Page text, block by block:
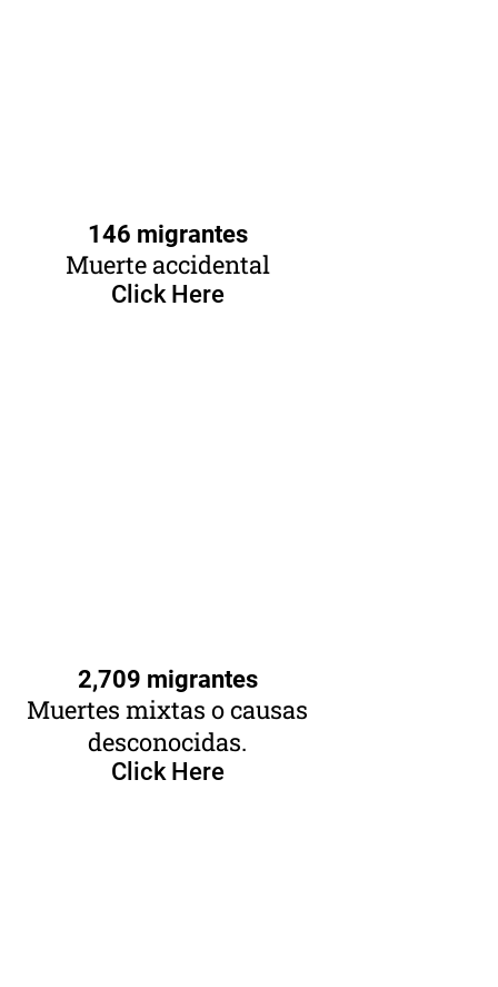
146 migrantes
Muerte accidental
Click Here
2,709 migrantes
Muertes mixtas o causas
desconocidas.
Click Here